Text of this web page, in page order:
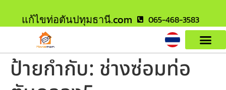
แก้ไขท่อตันปทุมธานี.com 065-468-3583
ป้ายกำกับ: ช่างซ่อมท่อ